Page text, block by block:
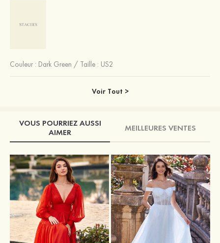
Couleur : Dark Green / Taille : US2
Voir Tout >
VOUS POURRIEZ AUSSI
AIMER
MEILLEURES VENTES